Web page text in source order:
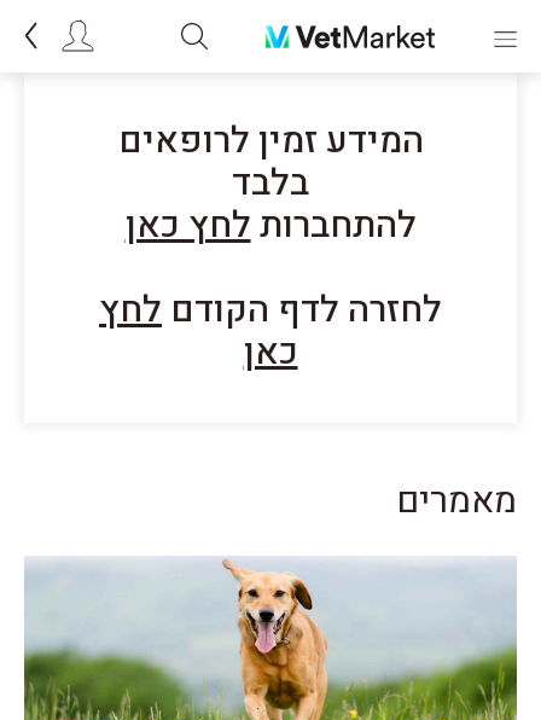
המידע זמין לרופאים
בלבד
להתחברותלחץ כאן
לחזרה לדף הקודם לחץ
כאן
מאמרים